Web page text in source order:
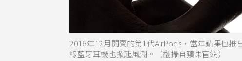
2016年12月開賣的第1代AirPods，當年蘋果也
線藍牙耳機也掀起風潮。（翻攝自蘋果官網）